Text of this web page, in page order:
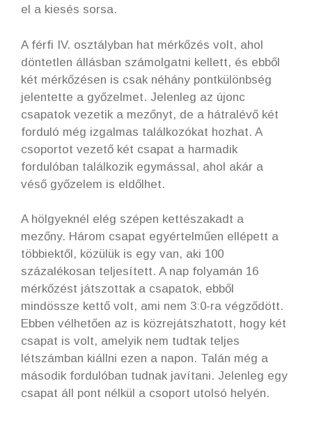
el a kiesés sorsa.
A férfi IV. osztályban hat mérkőzés volt, ahol
döntetlen állásban számolgatni kellett, és ebből
két mérkőzésen is csak néhány pontkülönbség
jelentette a győzelmet. Jelenleg az újonc
csapatok vezetik a mezőnyt, de a hátralévő két
forduló még izgalmas találkozókat hozhat. A
csoportot vezető két csapat a harmadik
fordulóban találkozik egymással, ahol akár a
véső győzelem is eldőlhet.
A hölgyeknél elég szépen kettészakadt a
mezőny. Három csapat egyértelműen ellépett a
többiektől, közülük is egy van, aki 100
százalékosan teljesített. A nap folyamán 16
mérkőzést játszottak a csapatok, ebből
mindössze kettő volt, ami nem 3:0-ra végződött.
Ebben vélhetően az is közrejátszhatott, hogy két
csapat is volt, amelyik nem tudtak teljes
létszámban kiállni ezen a napon. Talán még a
második fordulóban tudnak javítani. Jelenleg egy
csapat áll pont nélkül a csoport utolsó helyén.